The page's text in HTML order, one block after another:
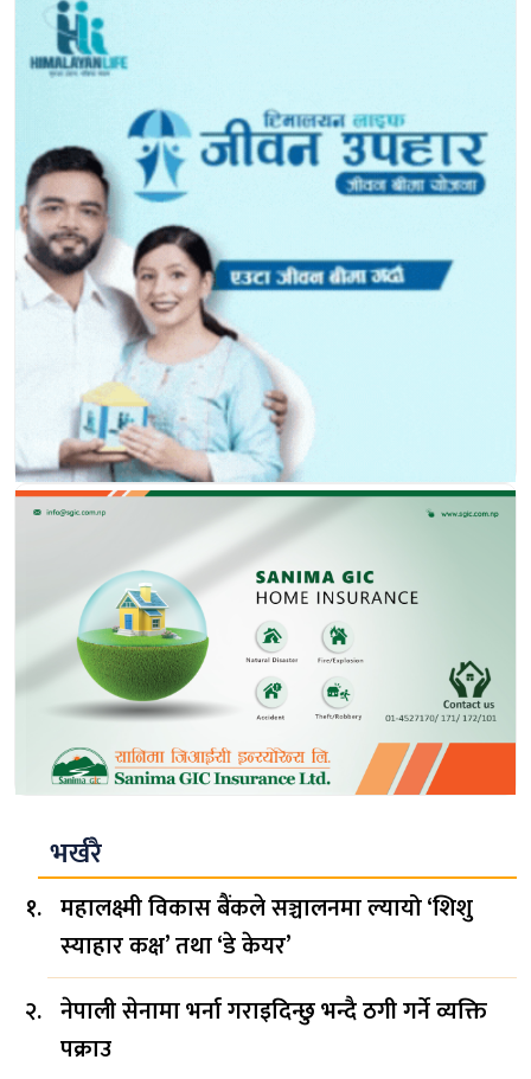
भर्खरै
महालक्ष्मी विकास बैंकले सञ्चालनमा ल्यायो ‘शिशु
स्याहार कक्ष’ तथा ‘डे केयर’
नेपाली सेनामा भर्ना गराइदिन्छु भन्दै ठगी गर्ने व्यक्ति
पक्राउ